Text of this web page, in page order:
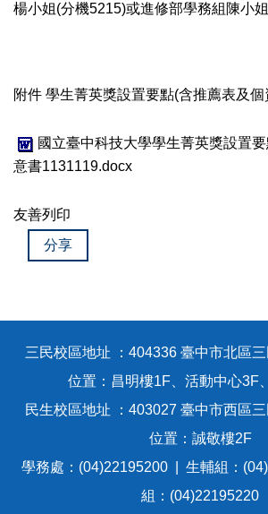
楊小姐(分機5215)或進修部學務組陳小姐
附件 學生菁英獎設置要點(含推薦表及
國立臺中科技大學學生菁英獎設置
意書1131119.docx
友善列印
分享
三民校區地址 ：404336 臺中市北區
位置：昌明樓1F、活動中心3F
民生校區地址 ：403027 臺中市西區
位置：誠敬樓2F
學務處：(04)22195200 | 生輔組：
組：(04)22195220